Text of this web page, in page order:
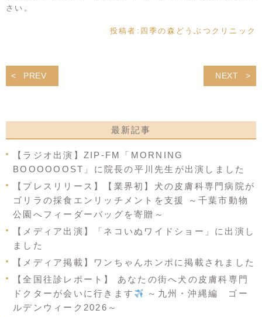
さい。
投稿者: 四季の森どうぶつクリニック
PREV NEXT
最新記事
【ラジオ出演】ZIP-FM「MORNING
BOOOOOOST」に院長の平川先生が出演しました
【プレスリリース】【業界初】犬の皮膚科専門病院が
ゴリラの採食エンリッチメントを支援 ～千葉市動物
公園へフィーダーバッグを寄贈～
【メディア出演】「ネコいぬワイドショー」に出演し
ました
【メディア掲載】ワンちゃんホンポに掲載されました
【全国往診レポート】 あなたの街へ犬の皮膚科専門
ドクターが会いに行きます
～九州・沖縄編 ゴー
ルデンウィーク2026～